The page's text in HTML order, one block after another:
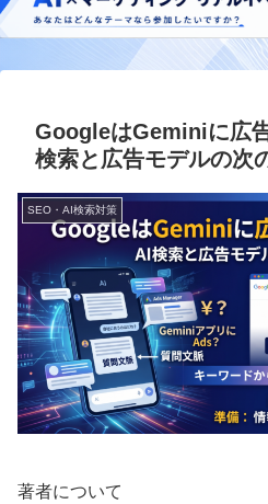
GoogleはGeminiに広
検索と広告モデルの次
SEO・AI検索対策
著者について